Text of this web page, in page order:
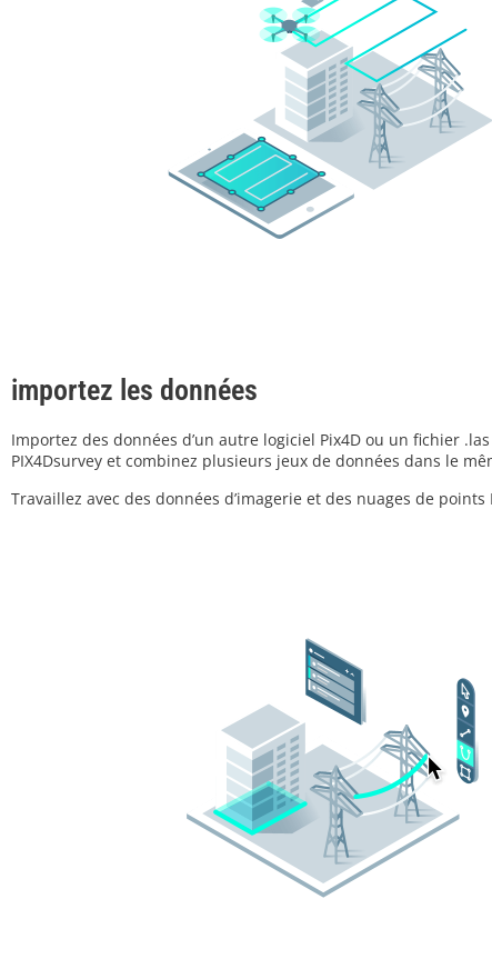
importez les données
Importez des données d’un autre logiciel Pix4D ou un fichier
PIX4Dsurvey et combinez plusieurs jeux de données dans le
Travaillez avec des données d’imagerie et des nuages de points